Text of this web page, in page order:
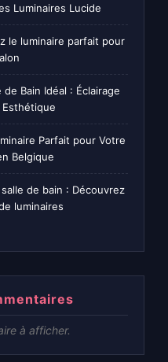
Luminaires Lucide
le luminaire parfait pour
Bain Idéal : Éclairage
Parfait pour Votre
Belgique
de bain : Découvrez
luminaires
à afficher.